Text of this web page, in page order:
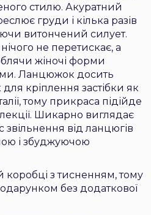
стилю. Акуратний
груди і кілька разів
витончений силует.
не перетискає, а
жіночі форми
Ланцюжок досить
кріплення застібки як
тому прикраса підійде
Шикарно виглядає
звільнення від ланцюгів
і збуджуючою
коробці з тисненням, тому
без додаткової